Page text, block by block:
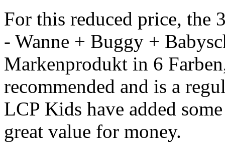
For this reduced price, the
- Wanne + Buggy +
Markenprodukt in 6
recommended and is a
LCP Kids have added
great value for money.